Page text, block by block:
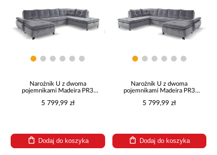
Narożnik U z dwoma
pojemnikami Madeira PR3
5 799,99 zł
Dodaj do koszyka
Narożnik U z dwoma
pojemnikami Madeira PR3
5 799,99 zł
Dodaj do koszyka